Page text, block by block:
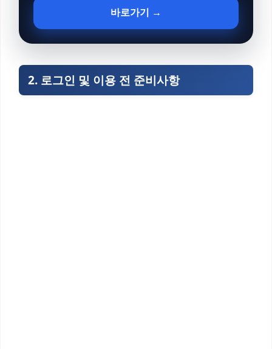
바로가기 →
2. 로그인 및 이용 전 준비사항